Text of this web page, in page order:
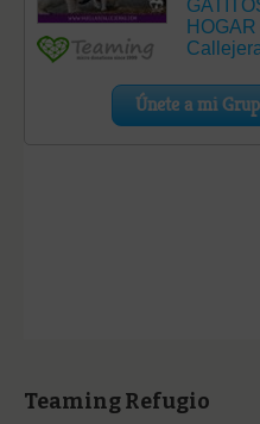
Teaming Refugio